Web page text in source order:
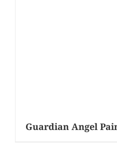
Guardian Angel